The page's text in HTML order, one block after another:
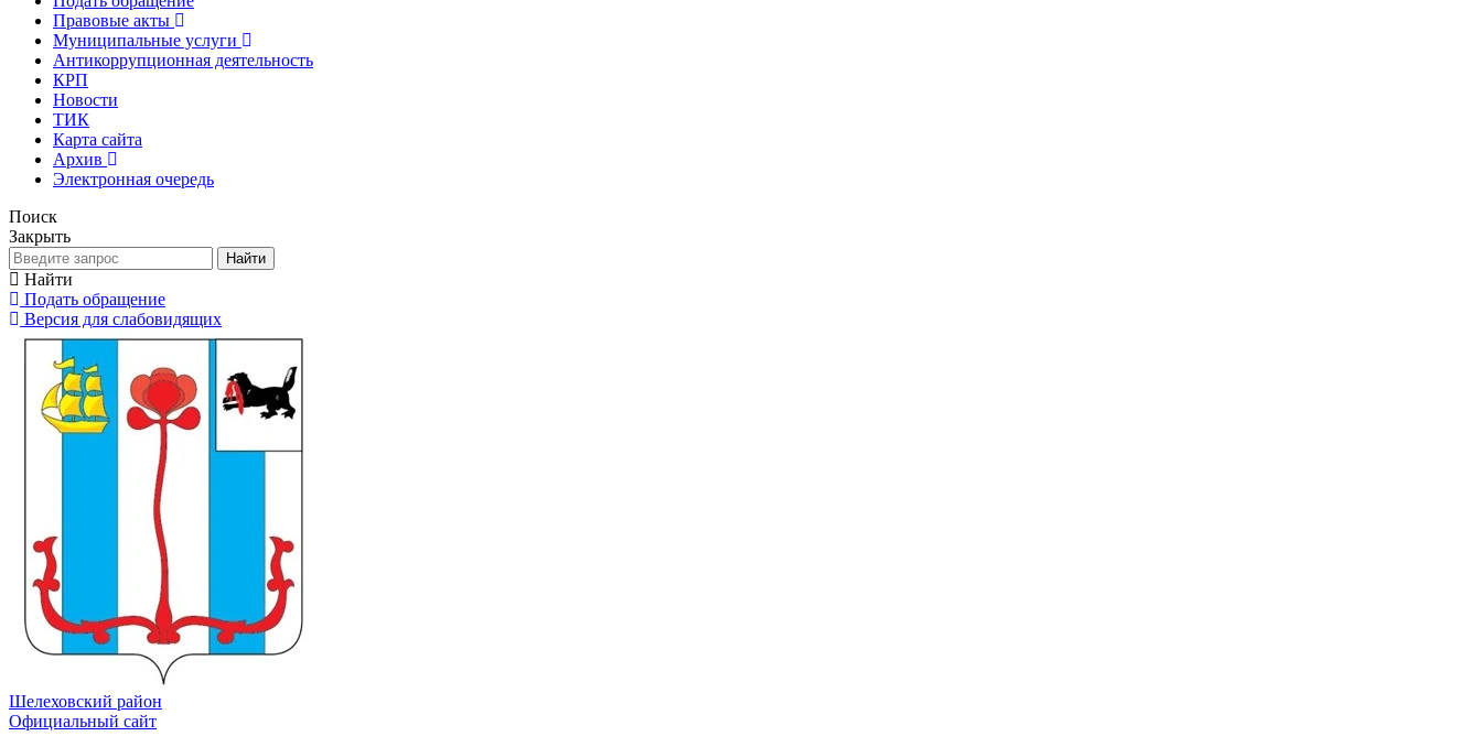
Правовые акты
Муниципальные услуги
Антикоррупционная деятельность
КРП
Новости
ТИК
Карта сайта
Архив
Электронная очередь
Поиск
Закрыть
Найти
Найти
Подать обращение
Версия для слабовидящих
Шелеховский район
Официальный сайт